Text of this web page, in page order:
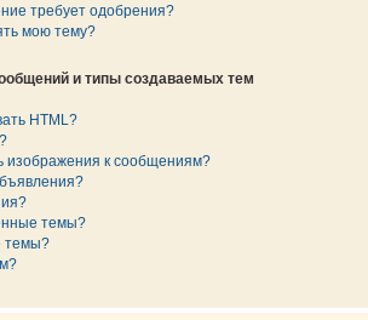
требует одобрения?
мою тему?
и типы создаваемых тем
HTML?
изображения к сообщениям?
темы?
темы?